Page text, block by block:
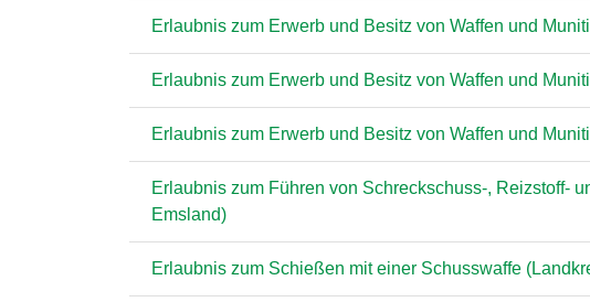
Erlaubnis zum Erwerb und Besitz von Waffen und
Erlaubnis zum Erwerb und Besitz von Waffen und
Erlaubnis zum Erwerb und Besitz von Waffen und
Erlaubnis zum Führen von Schreckschuss-, Reizstoff-
Emsland)
Erlaubnis zum Schießen mit einer Schusswaffe